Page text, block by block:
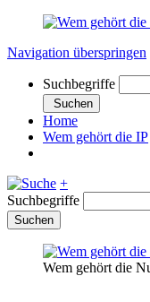
Navigation überspringen
Suchbegriffe
Suchen
Home
Wem gehört die IP
+
Suchbegriffe
Suchen
Wem gehört die